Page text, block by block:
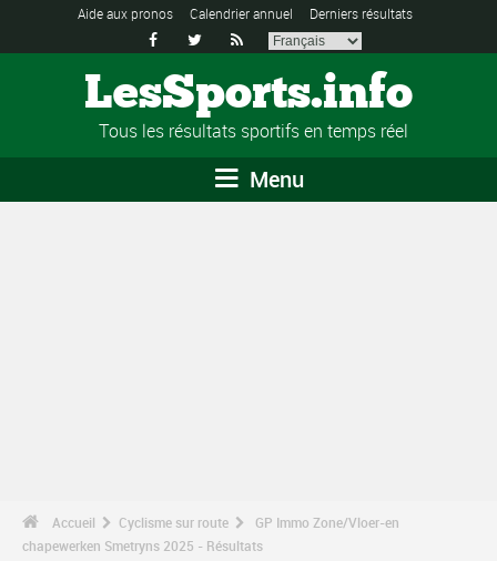
Aide aux pronos Calendrier annuel Derniers résultats
  
LesSports.info
Tous les résultats sportifs en temps réel
Menu
Accueil Cyclisme sur route
GP Immo Zone/Vloer-en
chapewerken Smetryns 2025 - Résultats